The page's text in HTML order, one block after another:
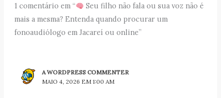
1 comentário em “
Seu filho não fala ou sua voz não é
mais a mesma? Entenda quando procurar um
fonoaudiólogo em Jacareí ou online”
A WORDPRESS COMMENTER
MAIO 4, 2026 EM 1:00 AM